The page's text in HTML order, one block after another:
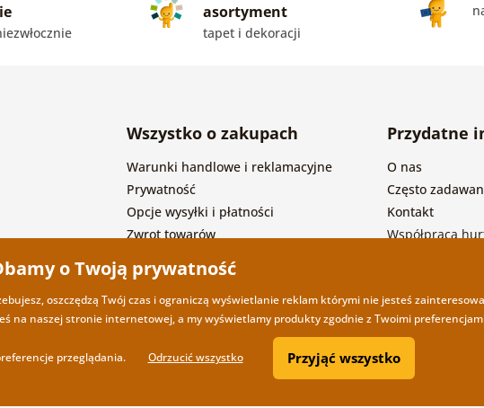
asortyment
tapet i dekoracji
Wszystko o zakupach
Warunki handlowe i reklamacyjne
Prywatność
Opcje wysyłki i płatności
Zwrot towarów
Przydatne
O nas
Często
Kontakt
Współpraca
Copyright ©2019 © Dovido.pl.WebdesignLitvanyi.sk
| Sklep
o Twoją prywatność
oszczędzą Twój czas i ograniczą wyświetlanie reklam którymi nie jesteś
na naszej stronie internetowej, a my wyświetlamy produkty zgodnie z Twoimi
przeglądania. Odrzucić wszystko Przyjąć wszystko